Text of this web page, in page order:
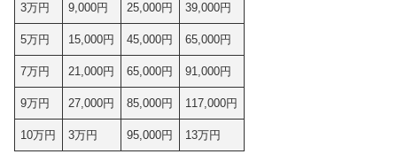
3万円 9,000円 25,000円 39,000円
5万円 15,000円 45,000円 65,000円
7万円 21,000円 65,000円 91,000円
9万円 27,000円 85,000円 117,000円
10万円 3万円 95,000円 13万円